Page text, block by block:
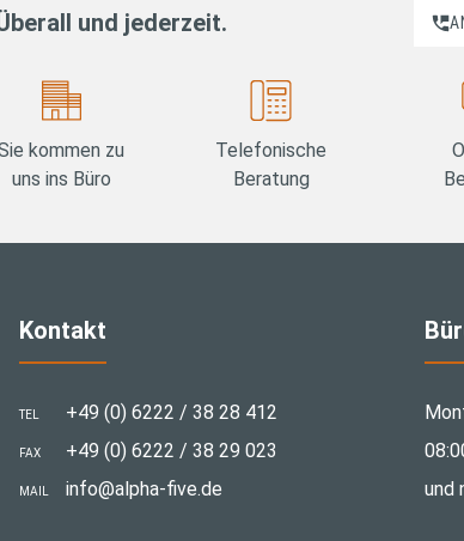
und jederzeit.
kommen zu
uns ins Büro
Telefonische
Beratung
Kontakt
TEL +49 (0) 6222 / 38 28 412
FAX +49 (0) 6222 / 38 29 023
MAIL info@alpha-five.de
und